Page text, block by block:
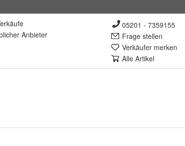
er Anbieter
05201 - 7359155
Frage stellen
Verkäufer merken
Alle Artikel